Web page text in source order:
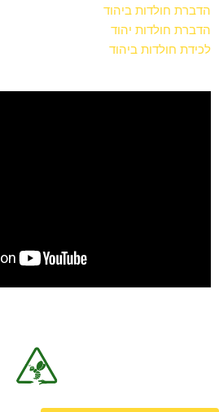
הדברת חולדות ביהוד
הדברת חולדות יהוד
לכידת חולדות ביהוד